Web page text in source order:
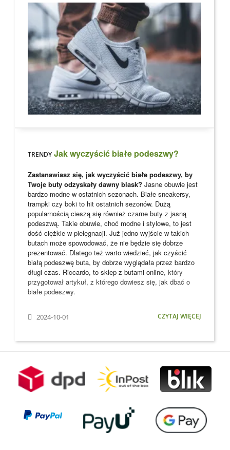
TRENDY Jak wyczyścić białe podeszwy?
Zastanawiasz się, jak wyczyścić białe podeszwy, by
Twoje buty odzyskały dawny blask? Jasne obuwie jest
bardzo modne w ostatnich sezonach. Białe sneakersy,
trampki czy boki to hit ostatnich sezonów. Dużą
popularnością cieszą się również czarne buty z jasną
podeszwą. Takie obuwie, choć modne i stylowe, to jest
dość ciężkie w pielęgnacji. Już jedno wyjście w takich
butach może spowodować, że nie będzie się dobrze
prezentować. Dlatego też warto wiedzieć, jak czyścić
białą podeszwę buta, by dobrze wyglądała przez bardzo
długi czas. Riccardo, to sklep z butami online, który
przygotował artykuł, z którego dowiesz się, jak dbać o
białe podeszwy.
2024-10-01 CZYTAJ WIĘCEJ